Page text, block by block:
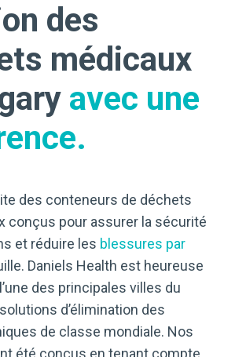
des
médicaux
avec une
des conteneurs de déchets
conçus pour assurer la sécurité
et réduire les blessures par
Daniels Health est heureuse
des principales villes du
d’élimination des
de classe mondiale. Nos
été conçus en tenant compte